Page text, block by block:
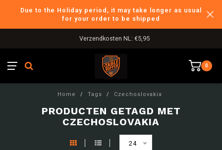
Due to the Holiday period, it may take longer as usual
for your order to be shipped
Verzendkosten NL: €5,95
0
Home / Tags / Czechoslovakia
PRODUCTEN GETAGD MET
CZECHOSLOVAKIA
24